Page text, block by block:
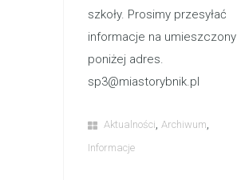
szkoły. Prosimy przesyłać
informacje na umieszczony
poniżej adres.
sp3@miastorybnik.pl
Aktualności Archiwum
Informacje